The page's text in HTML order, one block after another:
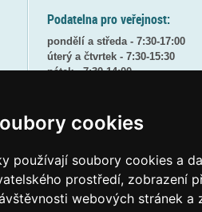
cookies
používají soubory cookies a
prostředí, zobrazení
webových stránek a
Podatelna pro veřejnost:
pondělí a středa - 7:30-17:00
úterý a čtvrtek - 7:30-15:30
pátek - 7:30-14:00
(více informacíZDE)
posta@msmtgovcz
ID datové schránky: vidaawt